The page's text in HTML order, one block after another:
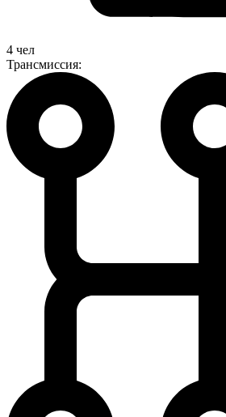
4 чел
Трансмиссия: